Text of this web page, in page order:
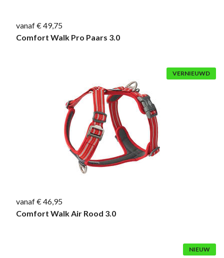
vanaf € 49,75
Comfort Walk Pro Paars 3.0
VERNIEUWD
vanaf € 46,95
Comfort Walk Air Rood 3.0
NIEUW